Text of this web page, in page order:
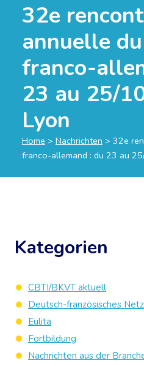
32e
annuelle
franco-
23 au 25/
Lyon
Home > Nachrichten > 32e
franco-allemand : du 23 au
Kategorien
CBTI/BKVT aktuell
Deutsch-französisches
Eulita
Fortbildung
Nachrichten aus der